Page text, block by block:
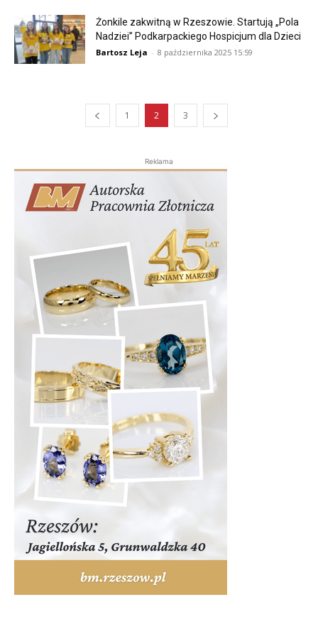
Żonkile zakwitną w Rzeszowie. Startują „Pola
Nadziei” Podkarpackiego Hospicjum dla Dzieci
Bartosz Leja - 8 października 2025 15:59
1 2 3
Reklama